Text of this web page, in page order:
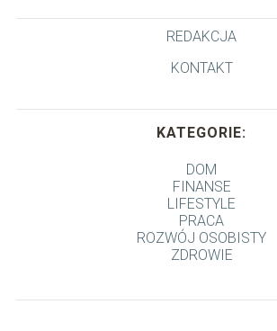
REDAKCJA
KONTAKT
KATEGORIE:
DOM
FINANSE
LIFESTYLE
PRACA
ROZWÓJ OSOBISTY
ZDROWIE